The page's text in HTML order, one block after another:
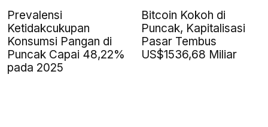
Prevalensi
Ketidakcukupan
Konsumsi Pangan di
Puncak Capai 48,22%
pada 2025
Bitcoin Kokoh di
Puncak, Kapitalisasi
Pasar Tembus
US$1536,68 Miliar